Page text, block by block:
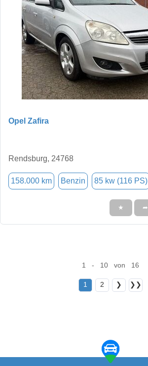
Opel Zafira
Rendsburg, 24768
158.000 km Benzin 85 kw (116 PS)
★ ➦
1 - 10 von 16
1 2 ❯ ❯❯